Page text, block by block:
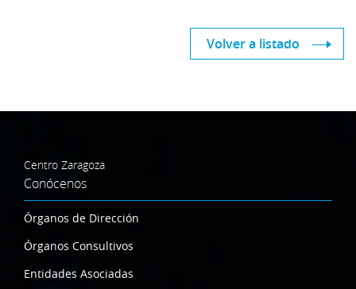
Volver a listado
Centro Zaragoza
Conócenos
Órganos de Dirección
Órganos Consultivos
Entidades Asociadas